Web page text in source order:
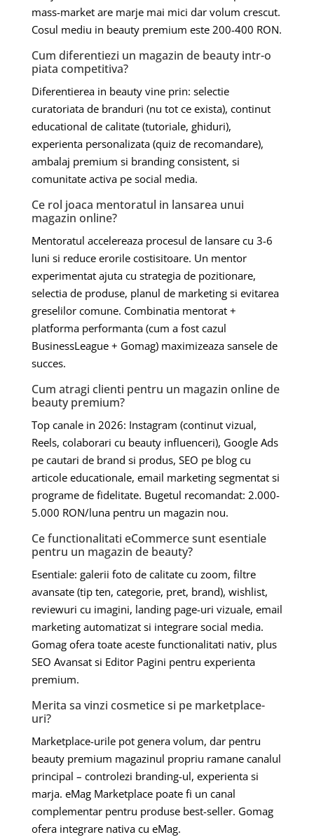
mass-market are marje mai mici dar volum crescut.
Cosul mediu in beauty premium este 200-400 RON.
Cum diferentiezi un magazin de beauty intr-o
piata competitiva?
Diferentierea in beauty vine prin: selectie
curatoriata de branduri (nu tot ce exista), continut
educational de calitate (tutoriale, ghiduri),
experienta personalizata (quiz de recomandare),
ambalaj premium si branding consistent, si
comunitate activa pe social media.
Ce rol joaca mentoratul in lansarea unui
magazin online?
Mentoratul accelereaza procesul de lansare cu 3-6
luni si reduce erorile costisitoare. Un mentor
experimentat ajuta cu strategia de pozitionare,
selectia de produse, planul de marketing si evitarea
greselilor comune. Combinatia mentorat +
platforma performanta (cum a fost cazul
BusinessLeague + Gomag) maximizeaza sansele de
succes.
Cum atragi clienti pentru un magazin online de
beauty premium?
Top canale in 2026: Instagram (continut vizual,
Reels, colaborari cu beauty influenceri), Google Ads
pe cautari de brand si produs, SEO pe blog cu
articole educationale, email marketing segmentat si
programe de fidelitate. Bugetul recomandat: 2.000-
5.000 RON/luna pentru un magazin nou.
Ce functionalitati eCommerce sunt esentiale
pentru un magazin de beauty?
Esentiale: galerii foto de calitate cu zoom, filtre
avansate (tip ten, categorie, pret, brand), wishlist,
reviewuri cu imagini, landing page-uri vizuale, email
marketing automatizat si integrare social media.
Gomag ofera toate aceste functionalitati nativ, plus
SEO Avansat si Editor Pagini pentru experienta
premium.
Merita sa vinzi cosmetice si pe marketplace-
uri?
Marketplace-urile pot genera volum, dar pentru
beauty premium magazinul propriu ramane canalul
principal – controlezi branding-ul, experienta si
marja. eMag Marketplace poate fi un canal
complementar pentru produse best-seller. Gomag
ofera integrare nativa cu eMag.